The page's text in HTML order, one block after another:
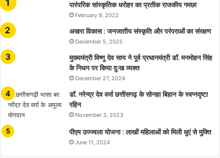
​​​​​​​पारंपरिक सांस्कृतिक धरोहर का प्रतीक राजकीय गमछा
February 9, 2022
अखरा विकास : जनजातीय संस्कृति और परंपराओं का संरक्षण
December 5, 2025
मुख्यमंत्री विष्णु देव साय ने पूर्व प्रधानमंत्री डॉ. मनमोहन सिंह
के निधन पर किया दुःख व्यक्त
December 27, 2024
डॉ. नरेन्द्र देव वर्मा छत्तीसगढ़ के सोनहा बिहान के स्वप्नदृष्टा
रहिन
November 3, 2023
पीएम उज्ज्वला योजना : लाखों महिलाओं को मिली धुएं से मुक्ति
June 11, 2024